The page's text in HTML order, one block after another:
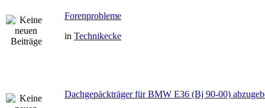
Forenprobleme
in Technikecke
Dachgepäckträger für BMW E36 (Bj 90-00)